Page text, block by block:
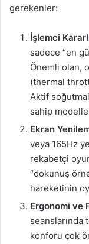
gerekenler:
İşlemci
sadece “en
Önemli olan,
(thermal
Aktif
sahip
Ekran
veya 165Hz
rekabetçi
“dokunuş
hareketinin
Ergonomi ve
seanslarında
konforu çok